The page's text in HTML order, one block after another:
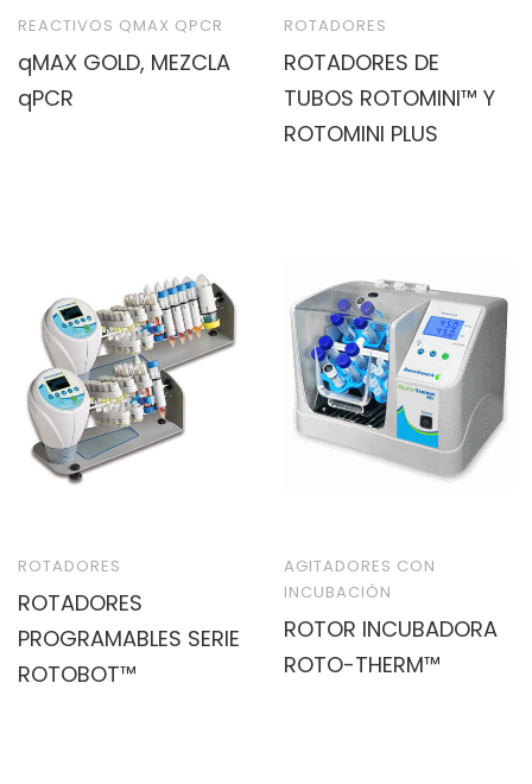
REACTIVOS QMAX QPCR
qMAX GOLD, MEZCLA
qPCR
ROTADORES
ROTADORES DE
TUBOS ROTOMINI™ Y
ROTOMINI PLUS
ROTADORES
ROTADORES
PROGRAMABLES SERIE
ROTOBOT™
AGITADORES CON
INCUBACIÓN
ROTOR INCUBADORA
ROTO-THERM™